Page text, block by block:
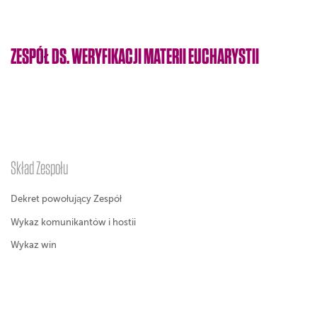
ZESPÓŁ DS. WERYFIKACJI MATERII EUCHARYSTII
Skład Zespołu
Dekret powołujący Zespół
Wykaz komunikantów i hostii
Wykaz win